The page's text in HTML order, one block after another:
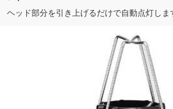
ヘッド部分を引き上げるだけで自動点灯しま